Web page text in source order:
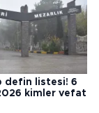
defin listesi! 6
kimler vefat